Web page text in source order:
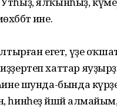
ине.
егет, үҙе
хаттар
шунда-бында
һинһеҙ йәшәй